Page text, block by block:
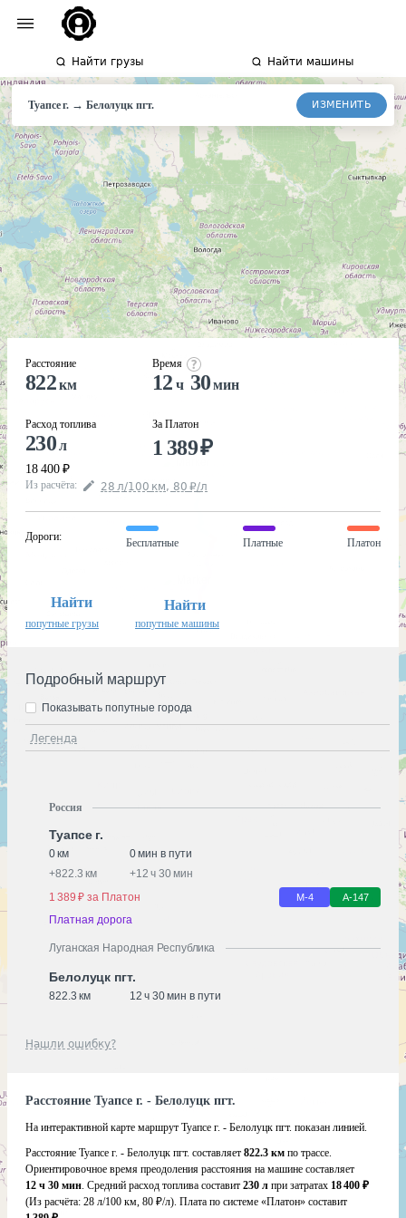
Найти грузы Найти машины
Туапсе г. → Белолуцк пгт. ИЗМЕНИТЬ
Расстояние
822км
Расход топлива
230л
18 400 ₽
Время
12 ч 30 мин
За Платон
1 389₽
Из расчёта: 28 л/100 км, 80 ₽/л
Дороги:
Бесплатные Платные Платон
Найти
попутные грузы
Найти
попутные машины
Подробный маршрут
Легенда
Показывать попутные города
Россия
Туапсе г.
0 км
0 мин в пути
+822.3 км +12 ч 30 мин
1 389 ₽ за Платон
М-4 А-147
Платная дорога
Луганская Народная Республика
Белолуцк пгт.
822.3 км 12 ч 30 мин в пути
Нашли ошибку?
Расстояние Туапсе г. - Белолуцк пгт.
На интерактивной карте маршрут Туапсе г. - Белолуцк пгт. показан линией.
Расстояние Туапсе г. - Белолуцк пгт. составляет 822.3 км по трассе.
Ориентировочное время преодоления расстояния на машине составляет
12 ч 30 мин. Средний расход топлива составит 230 л при затратах 18 400 ₽
(Из расчёта: 28 л/100 км, 80 ₽/л). Плата по системе «Платон» составит